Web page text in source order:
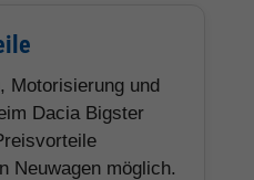
Motorisierung und
Dacia Bigster
Neuwagen möglich.